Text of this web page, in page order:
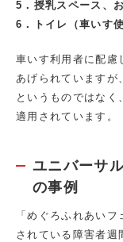
5．授乳スペース、
6．トイレ（車いす
車いす利用者に配慮
あげられていますが
というものではなく
適用されています。
ユニバーサ
の事例
「めぐろふれあい
されている障害者